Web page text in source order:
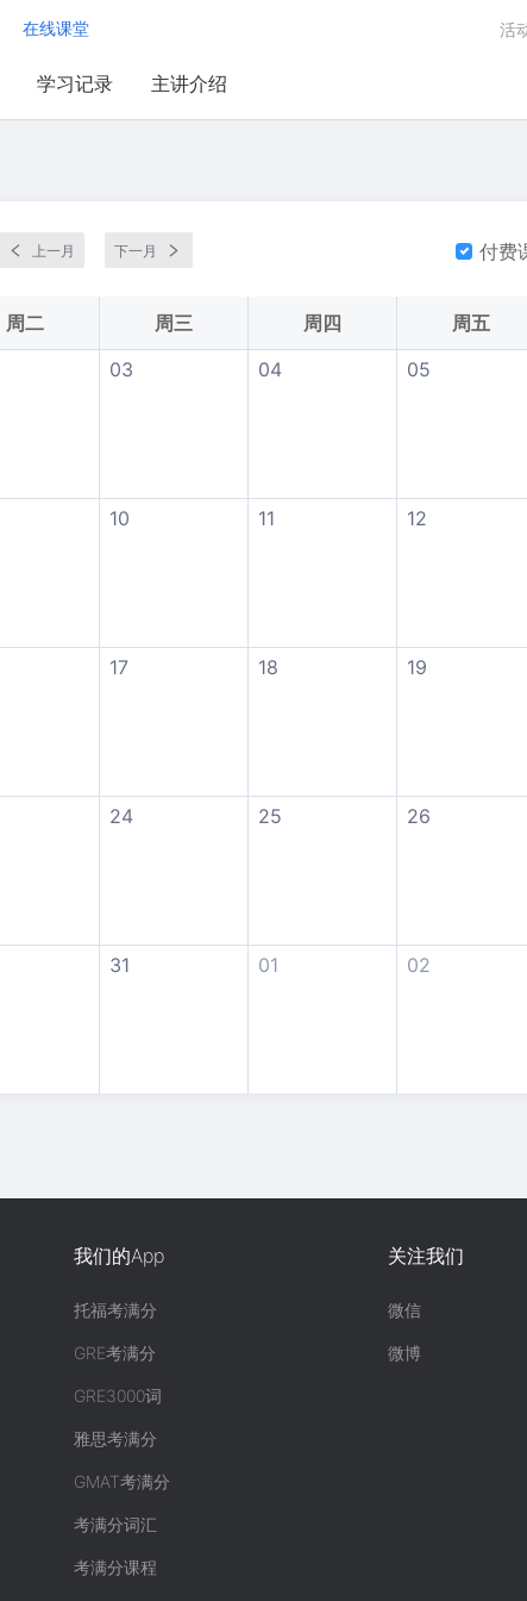
在线课堂 活
学习记录 主讲介绍
付费
上一月 下一月
周二 周三 周四 周五
03 04 05
10 11 12
17 18 19
24 25 26
31 01 02
我们的App
托福考满分
GRE考满分
GRE3000词
雅思考满分
GMAT考满分
考满分词汇
考满分课程
关注我们
微信
微博